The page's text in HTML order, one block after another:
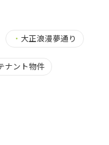
・ 大正浪漫夢通り
ナント物件